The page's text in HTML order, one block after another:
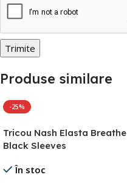
Produse similare
-25%
Tricou Nash Elasta Breathe
Black Sleeves
În stoc